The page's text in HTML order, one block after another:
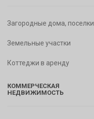
Загородные дома, поселки
Земельные участки
Коттеджи в аренду
КОММЕРЧЕСКАЯ
НЕДВИЖИМОСТЬ